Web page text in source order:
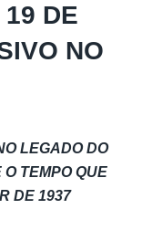
DE
NO
LEGADO DO
TEMPO QUE
DE 1937